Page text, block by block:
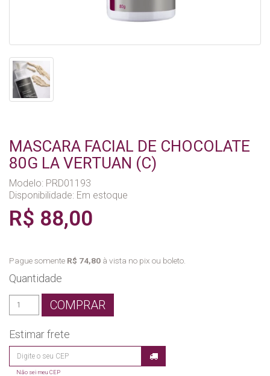
MASCARA FACIAL DE CHOCOLATE
80G LA VERTUAN (C)
Modelo: PRD01193
Disponibilidade: Em estoque
R$ 88,00
Pague somente R$ 74,80 à vista no pix ou boleto.
Quantidade
COMPRAR
Estimar frete
Não sei meu CEP